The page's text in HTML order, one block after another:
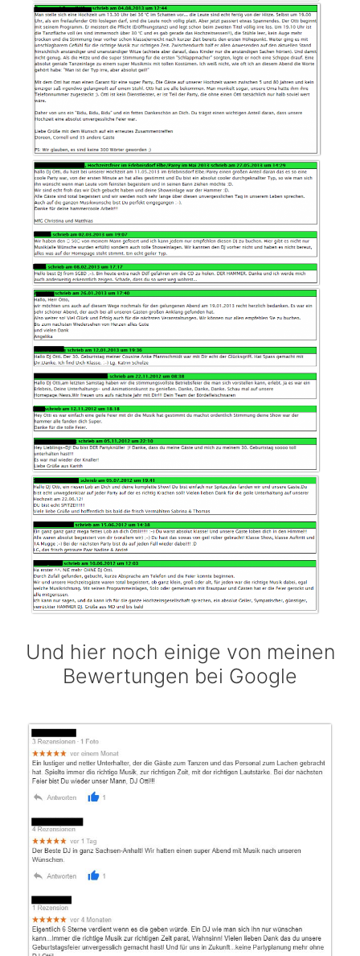
Und hier noch einige von meinen
Bewertungen bei Google